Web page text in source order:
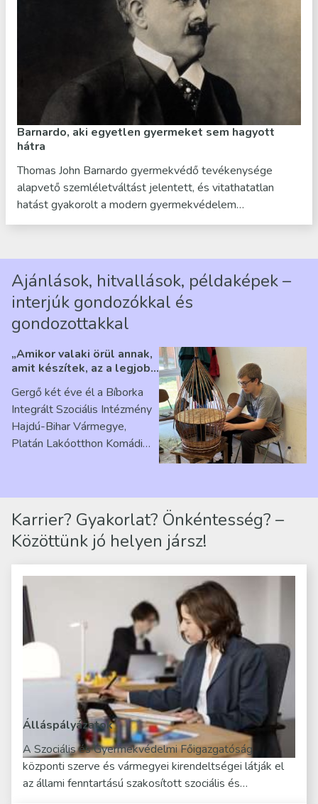
Barnardo, aki egyetlen gyermeket sem hagyott
hátra
Thomas John Barnardo gyermekvédő tevékenysége
alapvető szemléletváltást jelentett, és vitathatatlan
hatást gyakorolt a modern gyermekvédelem…
Ajánlások, hitvallások, példaképek –
interjúk gondozókkal és
gondozottakkal
„Amikor valaki örül annak,
amit készítek, az a legjobb
Ribárszky Gergő ellátottal
Gergő két éve él a Bíborka
Integrált Szociális Intézmény
Hajdú-Bihar Vármegye,
Platán Lakóotthon Komádi
Karrier? Gyakorlat? Önkéntesség? –
Közöttünk jó helyen jársz!
Álláspályázatok
A Szociális és Gyermekvédelmi Főigazgatóság
központi szerve és vármegyei kirendeltségei látják el
az állami fenntartású szakosított szociális és…